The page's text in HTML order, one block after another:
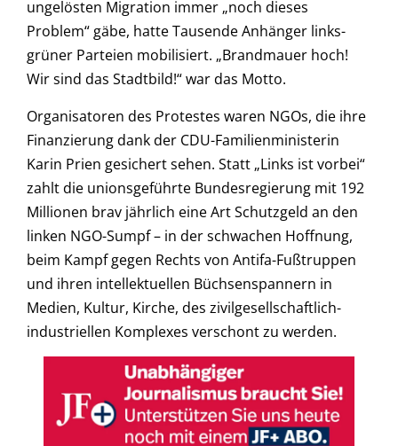
ungelösten Migration immer „noch dieses
Problem“ gäbe, hatte Tausende Anhänger links-
grüner Parteien mobilisiert. „Brandmauer hoch!
Wir sind das Stadtbild!“ war das Motto.
Organisatoren des Protestes waren NGOs, die ihre
Finanzierung dank der CDU-Familienministerin
Karin Prien gesichert sehen. Statt „Links ist vorbei“
zahlt die unionsgeführte Bundesregierung mit 192
Millionen brav jährlich eine Art Schutzgeld an den
linken NGO-Sumpf – in der schwachen Hoffnung,
beim Kampf gegen Rechts von Antifa-Fußtruppen
und ihren intellektuellen Büchsenspannern in
Medien, Kultur, Kirche, des zivilgesellschaftlich-
industriellen Komplexes verschont zu werden.